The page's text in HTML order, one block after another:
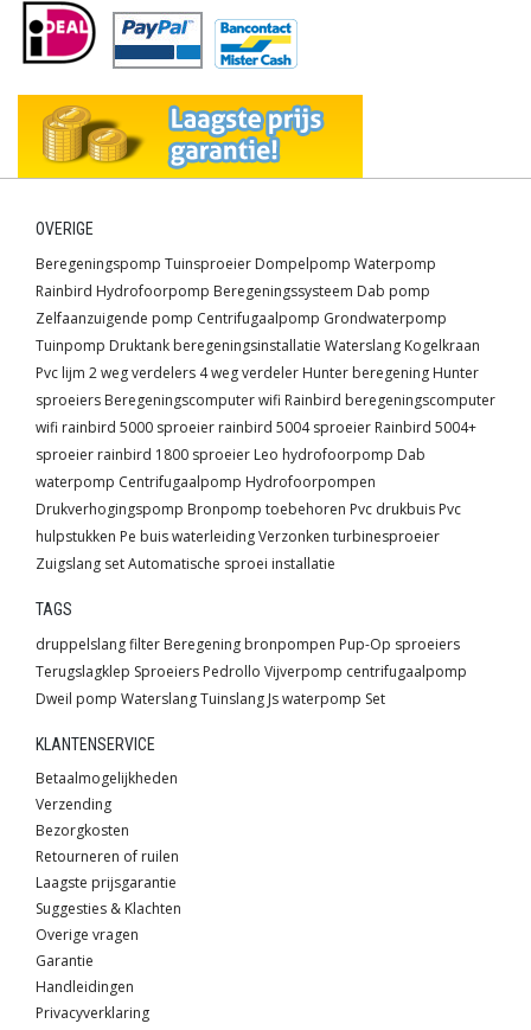
OVERIGE
Beregeningspomp Tuinsproeier Dompelpomp Waterpomp
Rainbird Hydrofoorpomp Beregeningssysteem Dab pomp
Zelfaanzuigende pomp Centrifugaalpomp Grondwaterpomp
Tuinpomp Druktank beregeningsinstallatie Waterslang Kogelkraan
Pvc lijm 2 weg verdelers 4 weg verdeler Hunter beregening Hunter
sproeiers Beregeningscomputer wifi Rainbird beregeningscomputer
wifi rainbird 5000 sproeier rainbird 5004 sproeier Rainbird 5004+
sproeier rainbird 1800 sproeier Leo hydrofoorpomp Dab
waterpomp Centrifugaalpomp Hydrofoorpompen
Drukverhogingspomp Bronpomp toebehoren Pvc drukbuis Pvc
hulpstukken Pe buis waterleidingVerzonken turbinesproeier
Zuigslang setAutomatische sproei installatie
TAGS
druppelslangfilter Beregening bronpompen Pup-Op sproeiers
Terugslagklep Sproeiers Pedrollo Vijverpomp centrifugaalpomp
Dweil pomp WaterslangTuinslang Jswaterpomp Set
KLANTENSERVICE
Betaalmogelijkheden
Verzending
Bezorgkosten
Retourneren of ruilen
Laagste prijsgarantie
Suggesties & Klachten
Overige vragen
Garantie
Handleidingen
Privacyverklaring